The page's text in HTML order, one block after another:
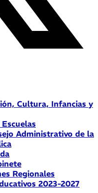
Cultura, Infancias y
Administrativo de la
Regionales
2023-2027